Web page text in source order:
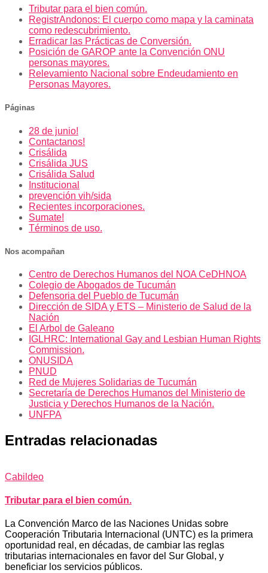
Tributar para el bien común.
RegistrAndonos: El cuerpo como mapa y la caminata
como redescubrimiento.
Erradicar las Prácticas de Conversión.
Posición de GAROP ante la Convención ONU
personas mayores.
Relevamiento Nacional sobre Endeudamiento en
Personas Mayores.
Páginas
28 de junio!
Contactanos!
Crisálida
Crisálida JUS
Crisálida Salud
Institucional
prevención vih/sida
Recientes incorporaciones.
Sumate!
Términos de uso.
Nos acompañan
Centro de Derechos Humanos del NOA CeDHNOA
Colegio de Abogados de Tucumán
Defensoria del Pueblo de Tucumán
Dirección de SIDA y ETS – Ministerio de Salud de la
Nación
El Arbol de Galeano
IGLHRC: International Gay and Lesbian Human Rights
Commission.
ONUSIDA
PNUD
Red de Mujeres Solidarias de Tucumán
Secretaría de Derechos Humanos del Ministerio de
Justicia y Derechos Humanos de la Nación.
UNFPA
Entradas relacionadas
Cabildeo
Tributar para el bien común.
La Convención Marco de las Naciones Unidas sobre
Cooperación Tributaria Internacional (UNTC) es la primera
oportunidad real, en décadas, de cambiar las reglas
tributarias internacionales en favor del Sur Global, y
beneficiar los servicios públicos.